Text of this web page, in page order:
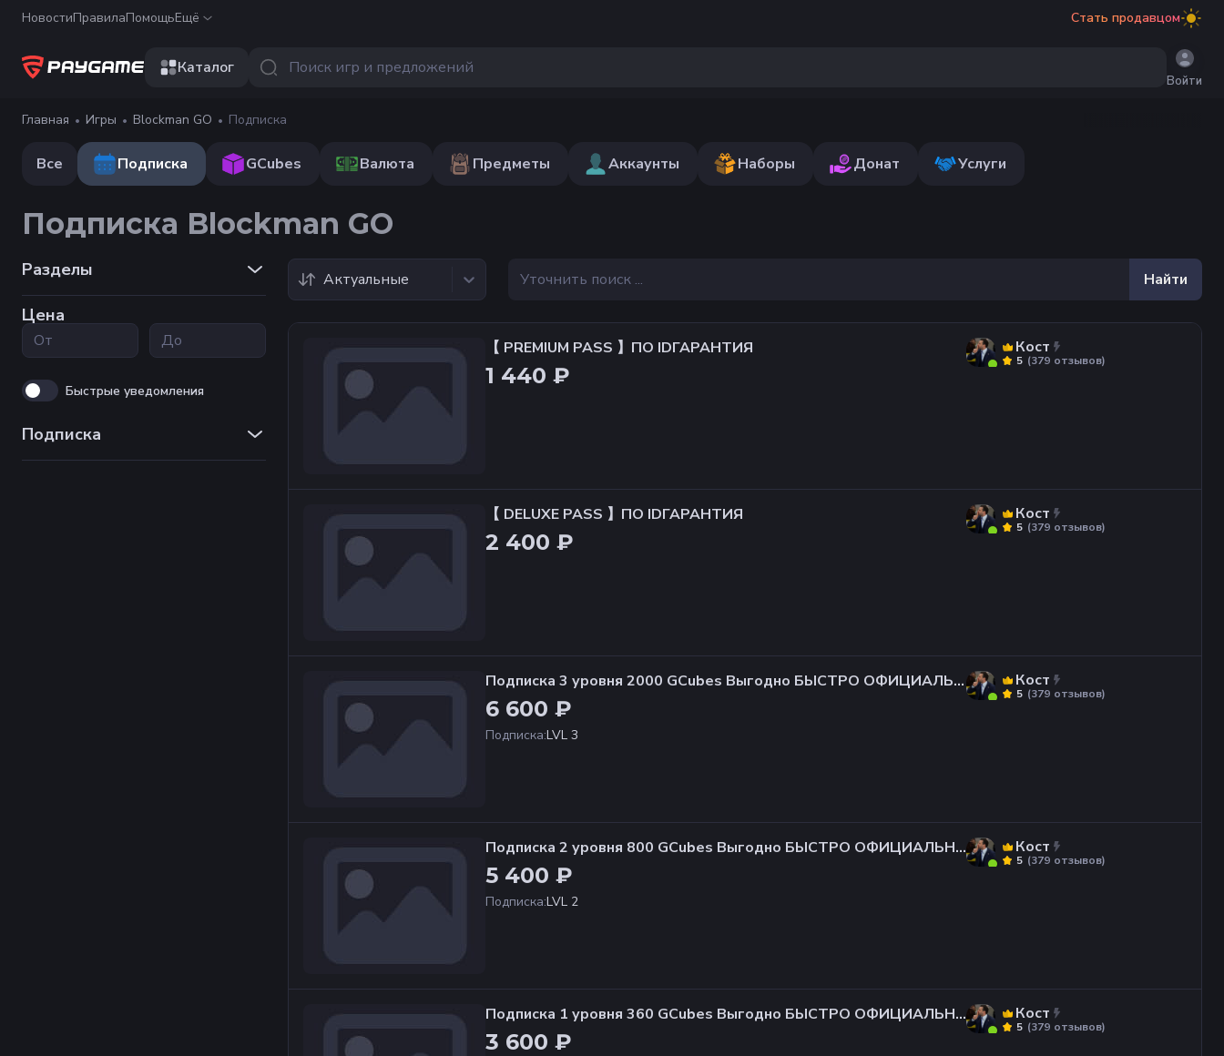
НовостиПравилаПомощьЕщё Стать продавцом
Каталог
Войти
Главная Игры Blockman GO Подписка
Все Подписка GCubes Валюта Предметы Аккаунты Наборы Донат Услуги
Подписка Blockman GO
Разделы
Цена
Быстрые уведомления
Подписка
Актуальные Найти
【 PREMIUM PASS 】ПО IDГАРАНТИЯ
1 440 ₽
Кост
(379 отзывов)
5
【 DELUXE PASS 】ПО IDГАРАНТИЯ
2 400 ₽
Кост
(379 отзывов)
5
Подписка 3 уровня 2000 GCubes Выгодно БЫСТРО ОФИЦИАЛЬН
АЯ ПОКУПКА
6 600 ₽
Подписка:LVL 3
Кост
(379 отзывов)
5
Подписка 2 уровня 800 GCubes Выгодно БЫСТРО ОФИЦИАЛЬНА
Я ПОКУПКА
5 400 ₽
Подписка: LVL 2
Кост
(379 отзывов)
5
Подписка 1 уровня 360 GCubes Выгодно БЫСТРО ОФИЦИАЛЬНА
Я ПОКУПКА
3 600 ₽
Кост
(379 отзывов)
5